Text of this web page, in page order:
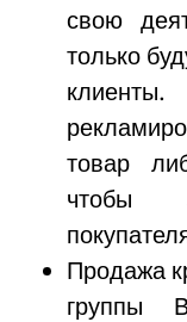
свою
только
товар
чтобы
Продажа
группы